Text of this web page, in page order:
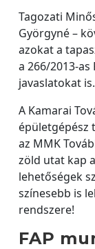
Tagozati
Györgyné –
azokat a
a 266/2013-
javaslatokat is.
A Kamarai
épületgépész
az MMK
zöld utat kap
lehetőségek
színesebb is
rendszere!
FAP